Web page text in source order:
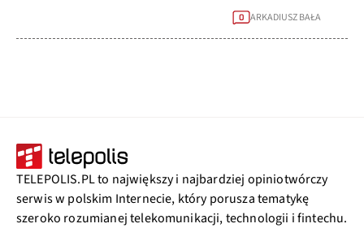
0 ARKADIUSZ BAŁA
TELEPOLIS.PL to największy i najbardziej opiniotwórczy
serwis w polskim Internecie, który porusza tematykę
szeroko rozumianej telekomunikacji, technologii i fintechu.